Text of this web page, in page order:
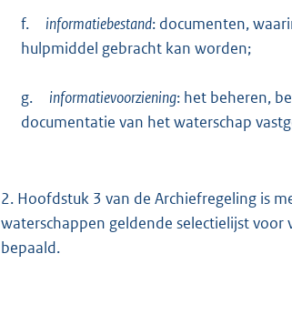
f. informatiebestand: documenten,
hulpmiddel gebracht kan worden;
g. informatievoorziening: het beheren,
documentatie van het waterschap
2. Hoofdstuk 3 van de Archiefregeling is
waterschappen geldende selectielijst
bepaald.